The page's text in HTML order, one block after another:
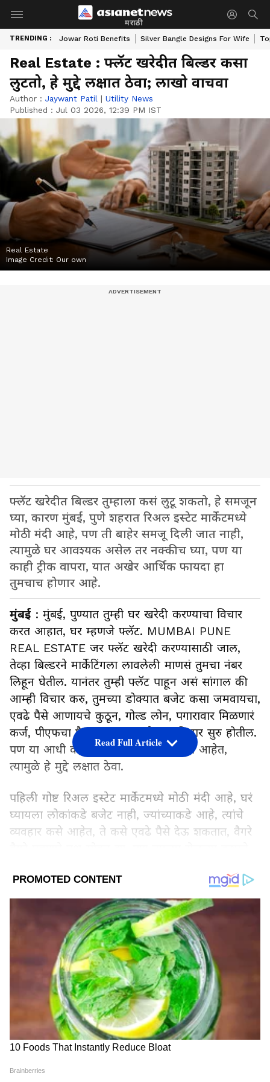
मराठी
TRENDING : Jowar Roti Benefits Silver Bangle Designs For Wife
Real Estate : फ्लॅट खरेदीत बिल्डर कसा
लुटतो, हे मुद्दे लक्षात ठेवा; लाखो वाचवा
Author : Jaywant Patil | Utility News
Published : Jul 03 2026, 12:39 PM IST
Real Estate
Image Credit: Our own
फ्लॅट खरेदीत बिल्डर तुम्हाला कसं लुटू शकतो, हे समजून
घ्या, कारण मुंबई, पुणे शहरात रिअल इस्टेट मार्केटमध्ये
मोठी मंदी आहे, पण ती बाहेर समजू दिली जात नाही,
त्यामुळे घर आवश्यक असेल तर नक्कीच घ्या, पण या
काही ट्रीक वापरा, यात अखेर आर्थिक फायदा हा
तुमचाच होणार आहे.
मुंबई : मुंबई, पुण्यात तुम्ही घर खरेदी करण्याचा विचार
करत आहात, घर म्हणजे फ्लॅट. MUMBAI PUNE
REAL ESTATE जर फ्लॅट खरेदी करण्यासाठी जाल,
तेव्हा बिल्डरने मार्केटिंगला लावलेली माणसं तुमचा नंबर
लिहून घेतील. यानंतर तुम्ही फ्लॅट पाहून असं सांगाल की
आम्ही विचार करु, तुमच्या डोक्यात बजेट कसा जमवायचा,
एवढे पैसे आणायचे कुठून, गोल्ड लोन, पगारावार मिळणारं
कर्ज, पीएफचा पैसा काढू का असे खूप विचार सुरु होतील.
पण या आधी काही गोष्टी अत्यंत महत्त्वाच्या आहेत,
त्यामुळे हे मुद्दे लक्षात ठेवा.
पहिली गोष्ट रिअल इस्टेट मार्केटमध्ये मोठी मंदी आहे, घरं
घ्यायला लोकांकडे बजेट नाही, ज्यांच्याकडे आहे, त्यांचे
व्यवहार कसे आहेत, ते कसे एवढे पैसे देऊ शकतात, वैगरे
तुम्ही एकदा का एखाद्या बिल्डरकडे जावून आलात, तर
तुम्हाला शहरातून इतर प्रोजेक्टचे देखील फोन यायला
सुरुवात होईल. कारण मार्केटिंगसाठी कामं करणारी मुलं हे
एकमेकांना नंबर शेअर करतात. रिअल इस्टेटमध्ये वाढत्या
मंदीमुळे घर विकण्यासाठी, त्यांच्या भाषेत ग्राहकाला
गंडवण्यासाठी त्यांच्यावर दबाव आहे. तुम्हाला खूप सारे
पर्याय सांगितले जातील. पण आमचा बजेट नाही, असंच
Read Full Article
LATEST VIDEOS
ABOUT THE AUTHOR
जयवंत पाटील हे मुंबईत नामांकित संस्थेत काम केलेले अनुभवी पत्रकार